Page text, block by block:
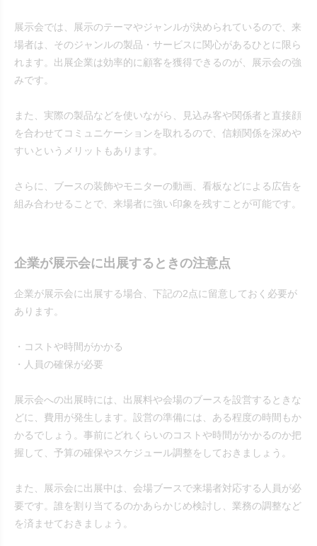
展示会では、展示のテーマやジャンルが決められているので、来
場者は、そのジャンルの製品・サービスに関心があるひとに限ら
れます。出展企業は効率的に顧客を獲得できるのが、展示会の強
みです。
また、実際の製品などを使いながら、見込み客や関係者と直接顔
を合わせてコミュニケーションを取れるので、信頼関係を深めや
すいというメリットもあります。
さらに、ブースの装飾やモニターの動画、看板などによる広告を
組み合わせることで、来場者に強い印象を残すことが可能です。
企業が展示会に出展するときの注意点
企業が展示会に出展する場合、下記の2点に留意しておく必要が
あります。
・コストや時間がかかる
・人員の確保が必要
展示会への出展時には、出展料や会場のブースを設営するときな
どに、費用が発生します。設営の準備には、ある程度の時間もか
かるでしょう。事前にどれくらいのコストや時間がかかるのか把
握して、予算の確保やスケジュール調整をしておきましょう。
また、展示会に出展中は、会場ブースで来場者対応する人員が必
要です。誰を割り当てるのかあらかじめ検討し、業務の調整など
を済ませておきましょう。